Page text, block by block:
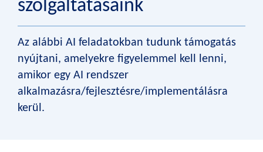
szolgáltatásaink
Az alábbi AI feladatokban tudunk támogatás
nyújtani, amelyekre figyelemmel kell lenni,
amikor egy AI rendszer
alkalmazásra/fejlesztésre/implementálásra
kerül.